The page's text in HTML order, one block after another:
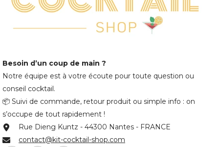
Besoin d’un coup de main ?
Notre équipe est à votre écoute pour toute question ou
conseil cocktail.
📦 Suivi de commande, retour produit ou simple info : on
s’occupe de tout rapidement !
Rue Dieng Kuntz - 44300 Nantes - FRANCE
contact@kit-cocktail-shop.com